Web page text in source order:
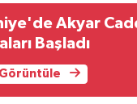
Akyar
Başladı